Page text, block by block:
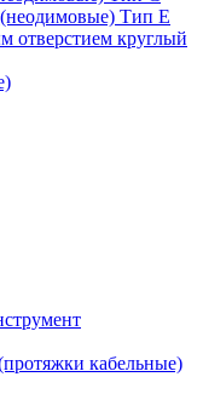
Тип Е
отверстием круглый
кабельные)